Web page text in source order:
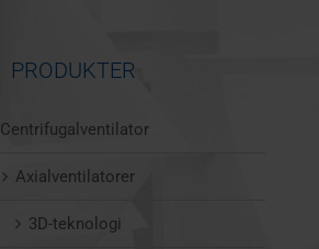
PRODUKTER
Centrifugalventilator
Axialventilatorer
3D-teknologi